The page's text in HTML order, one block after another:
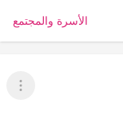
الأسرة والمجتمع
عرض